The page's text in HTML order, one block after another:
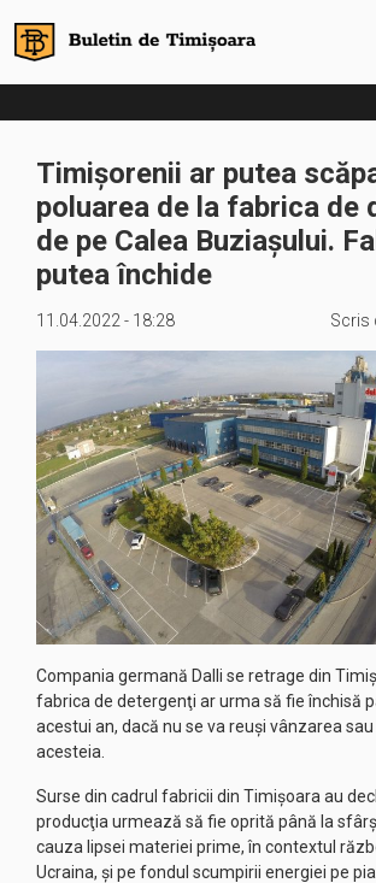
Timișorenii ar putea
poluarea de la fabrica de
de pe Calea Buziașului.
putea închide
11.04.2022 - 18:28 Scris
Compania germană Dalli se retrage din
fabrica de detergenţi ar urma să fie închisă
acestui an, dacă nu se va reuşi vânzarea
acesteia.
Surse din cadrul fabricii din Timişoara au
producţia urmează să fie oprită până la
cauza lipsei materiei prime, în contextul
Ucraina, şi pe fondul scumpirii energiei pe